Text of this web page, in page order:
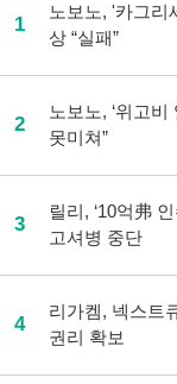
1
노보노, '카그리
상 “실패”
2
노보노, ‘위고비
못미쳐”
3
릴리, ‘10억弗
고셔병 중단
4
리가켐, 넥스트
권리 확보